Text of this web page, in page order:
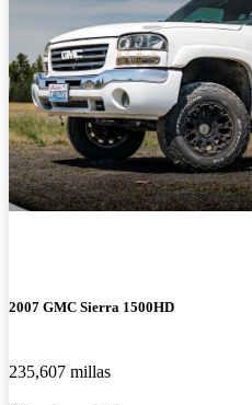
2007 GMC Sierra 1500HD
235,607 millas